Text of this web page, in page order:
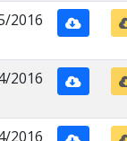
2016
2016
2016